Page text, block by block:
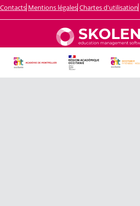
Contacts Mentions légales Chartes d'utilisation